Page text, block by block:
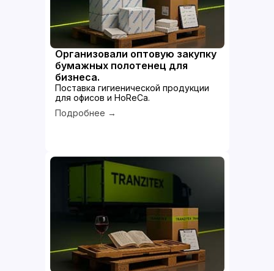
Организовали оптовую закупку
бумажных полотенец для
бизнеса.
Поставка гигиенической продукции
для офисов и HoReCa.
Подробнее →